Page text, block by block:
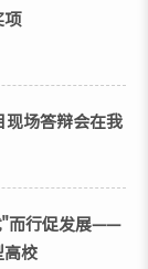
项
现场答辩会在我
"而行促发展——
高校